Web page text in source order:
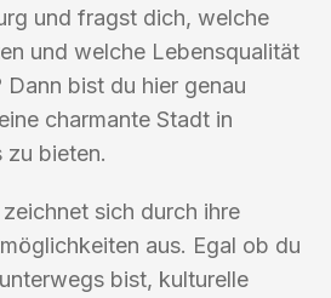
und fragst dich, welche
und welche Lebensqualität
bist du hier genau
charmante Stadt in
zu bieten.
sich durch ihre
aus. Egal ob du
bist, kulturelle